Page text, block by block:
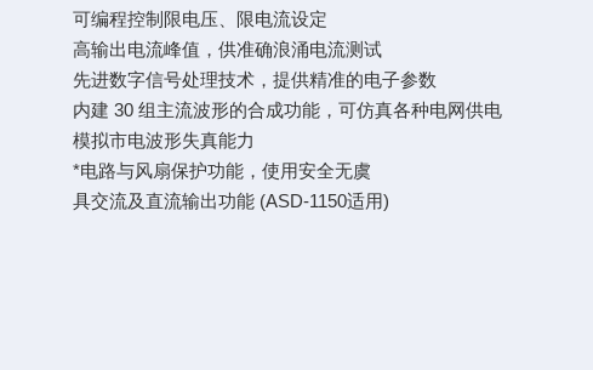
可编程控制限电压、限电流设定
高输出电流峰值，供准确浪涌电流测试
先进数字信号处理技术，提供精准的电子参数
内建 30 组主流波形的合成功能，可仿真各种电网供电
模拟市电波形失真能力
*电路与风扇保护功能，使用安全无虞
具交流及直流输出功能 (ASD-1150适用)